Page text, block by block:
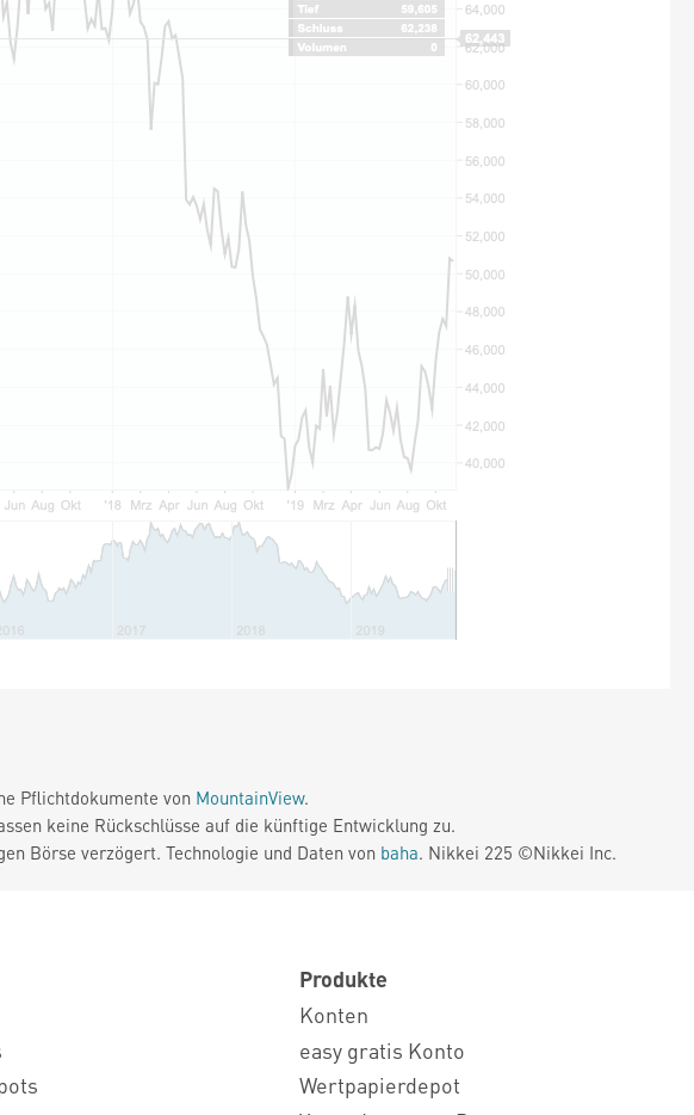
Pflichtdokumente von MountainView.
keine Rückschlüsse auf die künftige Entwicklung zu.
Börse verzögert. Technologie und Daten von baha. Nikkei 225 ©Nikkei Inc.
Produkte
Konten
easy gratis Konto
Wertpapierdepot